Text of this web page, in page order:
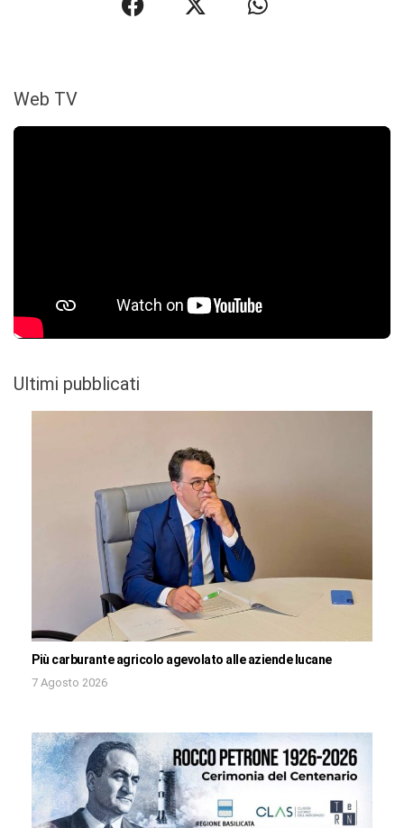
Web TV
Ultimi pubblicati
Più carburante agricolo agevolato alle aziende lucane
7 Agosto 2026